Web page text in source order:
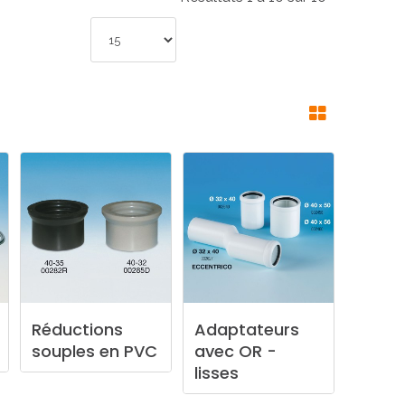
Réductions
souples en PVC
Adaptateurs
avec OR -
lisses